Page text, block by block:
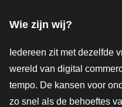
Wie zijn wij?
Iedereen zit met dezelfde
wereld van digital
tempo. De kansen voor
zo snel als de behoeftes